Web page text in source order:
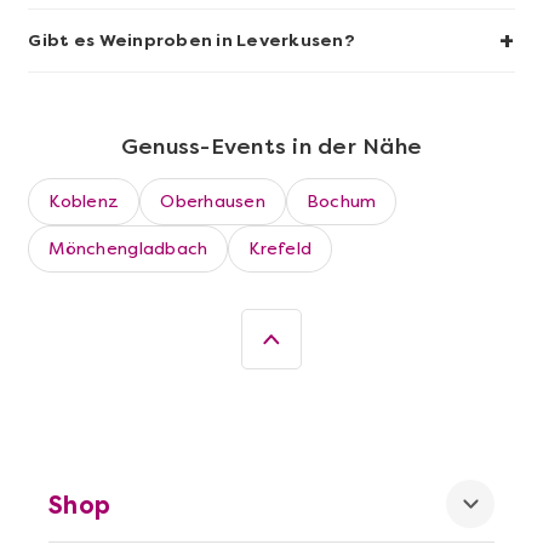
Gibt es Weinproben in Leverkusen? +
Genuss-Events in der Nähe
Koblenz Oberhausen Bochum
Mönchengladbach Krefeld
Shop